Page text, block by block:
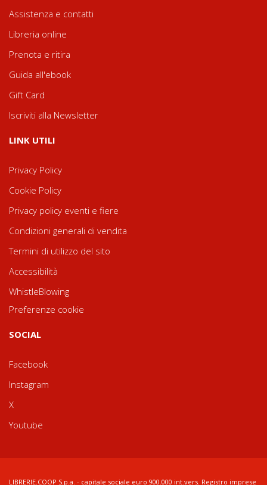
Assistenza e contatti
Libreria online
Prenota e ritira
Guida all'ebook
Gift Card
Iscriviti alla Newsletter
LINK UTILI
Privacy Policy
Cookie Policy
Privacy policy eventi e fiere
Condizioni generali di vendita
Termini di utilizzo del sito
Accessibilità
WhistleBlowing
Preferenze cookie
SOCIAL
Facebook
Instagram
X
Youtube
LIBRERIE.COOP S.p.a. - capitale sociale euro 900.000 int.vers. Registro imprese